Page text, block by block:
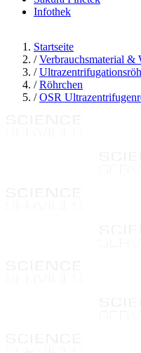
Infothek
Startseite
/ Verbrauchsmaterial &
/
/ Röhrchen
/ OSR